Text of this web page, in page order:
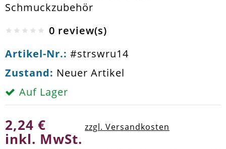
Schmuckzubehör
0 review(s)
Artikel-Nr.: #strswru14
Zustand: Neuer Artikel
Auf Lager
2,24 €
inkl. MwSt.
zzgl. Versandkosten